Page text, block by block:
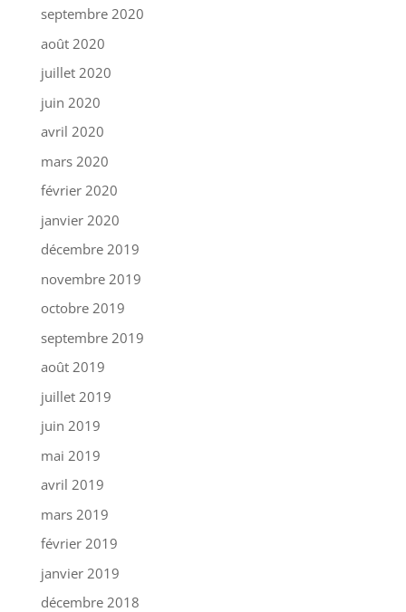
septembre 2020
août 2020
juillet 2020
juin 2020
avril 2020
mars 2020
février 2020
janvier 2020
décembre 2019
novembre 2019
octobre 2019
septembre 2019
août 2019
juillet 2019
juin 2019
mai 2019
avril 2019
mars 2019
février 2019
janvier 2019
décembre 2018